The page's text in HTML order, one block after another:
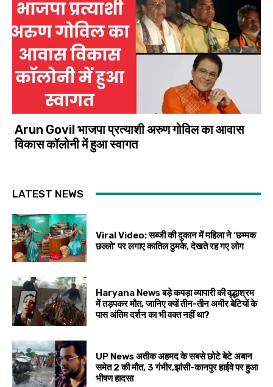
Arun Govil भाजपा प्रत्याशी अरुण गोविल का आवास
विकास कॉलोनी में हुआ स्वागत
LATEST NEWS
Viral Video: सब्जी की दुकान में महिला ने ‘छम्मक
छल्लो’ पर लगाए कातिल ठुमके, देखते रह गए लोग
Haryana News बड़े कपड़ा व्यापारी की वृद्धाश्रम
में तड़पकर मौत, जानिए क्यों तीन-तीन अमीर बेटियों के
पास अंतिम दर्शन का भी वक्त नहीं था?
UP News अतीक अहमद के सबसे छोटे बेटे अबान
समेत 2 की मौत, 3 गंभीर,झांसी-कानपुर हाईवे पर हुआ
भीषण हादसा